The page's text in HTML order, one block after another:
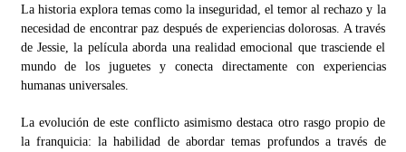
La historia explora temas como la inseguridad, el temor al rechazo y la
necesidad de encontrar paz después de experiencias dolorosas. A través
de Jessie, la película aborda una realidad emocional que trasciende el
mundo de los juguetes y conecta directamente con experiencias
humanas universales.
La evolución de este conflicto asimismo destaca otro rasgo propio de
la franquicia: la habilidad de abordar temas profundos a través de